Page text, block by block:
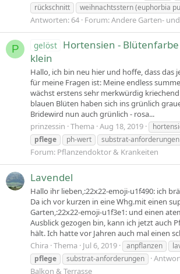
rückschnitt
weihnachtsstern (euphorbia
Antworten: 64 Forum:Andere Garten-
P gelöst Hortensien - Blütenfarbe
klein
Hallo, ich bin neu hier und hoffe, dass das
für meine Fragen ist: Meine endless
wächst erstens sehr merkwürdig
blauen Blüten haben sich ins grünlich
Bridewird nun auch grünlich - rosa...
prinzessin Thema Aug 18, 2019
pflege
ph-wert substrat-anforderungen
Forum: Pflanzendoktor & Krankeiten
Lavendel
Hallo ihr lieben,:22x22-emoji-u1f490: ich
Da ich vor kurzen in eine Whg.mit einen
Garten,:22x22-emoji-u1f3e1: und einen
Ausblick gezogen bin, kann ich jetzt auch
hält. Ich hatte vor Jahren auch mal einen
Chira Thema Jul 6, 2019 anpflanzen
pflege
substrat-anforderungen
Balkon & Terrasse